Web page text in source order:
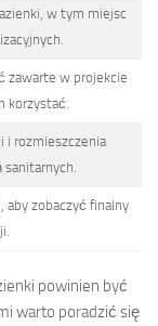
w tym miejsc
zawarte w projekcie
korzystać.
i rozmieszczenia
aby zobaczyć finalny
powinien być
warto poradzić się